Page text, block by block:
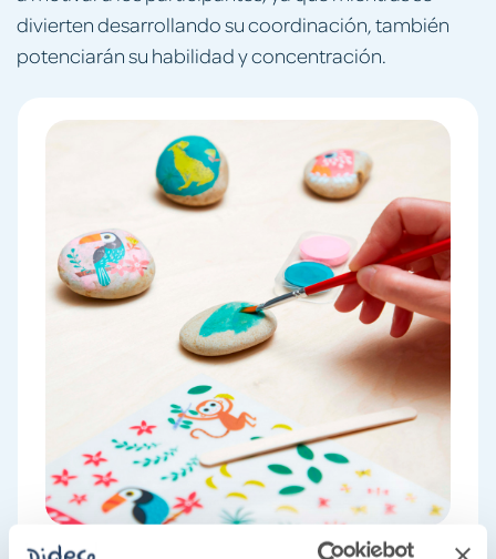
divierten desarrollando su coordinación, también
potenciarán su habilidad y concentración.